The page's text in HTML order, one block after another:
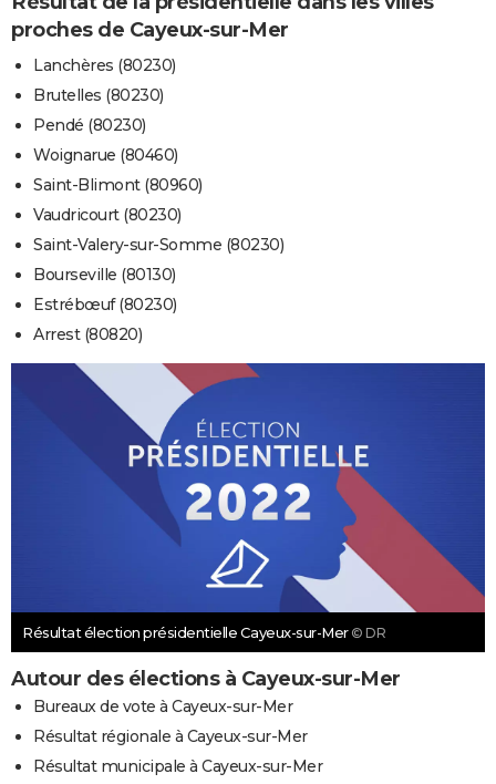
proches de Cayeux-sur-Mer
Lanchères (80230)
Brutelles (80230)
Pendé (80230)
Woignarue (80460)
Saint-Blimont (80960)
Vaudricourt (80230)
Saint-Valery-sur-Somme (80230)
Bourseville (80130)
Estrébœuf (80230)
Arrest (80820)
Résultat élection présidentielle Cayeux-sur-Mer © DR
Autour des élections à Cayeux-sur-Mer
Bureaux de vote à Cayeux-sur-Mer
Résultat régionale à Cayeux-sur-Mer
Résultat municipale à Cayeux-sur-Mer